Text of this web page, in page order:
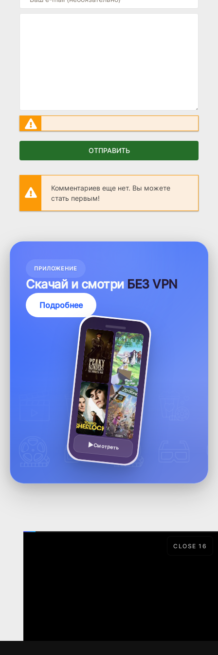
ОТПРАВИТЬ
Комментариев еще нет. Вы можете
стать первым!
ПРИЛОЖЕНИЕ
Скачай и смотри БЕЗ VPN
Подробнее
Смотреть
CLOSE15